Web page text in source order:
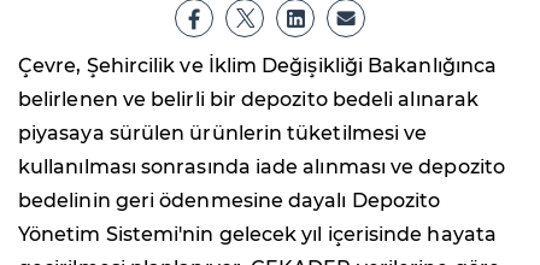
Çevre, Şehircilik ve İklim Değişikliği Bakanlığınca
belirlenen ve belirli bir depozito bedeli alınarak
piyasaya sürülen ürünlerin tüketilmesi ve
kullanılması sonrasında iade alınması ve depozito
bedelinin geri ödenmesine dayalı Depozito
Yönetim Sistemi'nin gelecek yıl içerisinde hayata